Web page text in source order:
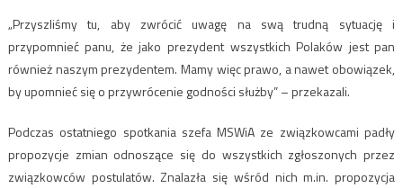
„Przyszliśmy tu, aby zwrócić uwagę na swą trudną sytuację i
przypomnieć panu, że jako prezydent wszystkich Polaków jest pan
również naszym prezydentem. Mamy więc prawo, a nawet obowiązek,
by upomnieć się o przywrócenie godności służby” – przekazali.
Podczas ostatniego spotkania szefa MSWiA ze związkowcami padły
propozycje zmian odnoszące się do wszystkich zgłoszonych przez
związkowców postulatów. Znalazła się wśród nich m.in. propozycja